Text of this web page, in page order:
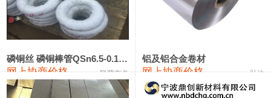
1#镁 17,000—18,000 17,500
1#电解锰 18,900—19,100 19,000
1#电解锰(99.7%袋装) 18,000—18,200 18,100
1#铬 60,000—82,000
磷铜丝 磷铜棒管QSn6.5-0.1 7-0.2 8-0.3
网上协商价格 联荣有色
铝及铝合金卷材
网上协商价格 弘达